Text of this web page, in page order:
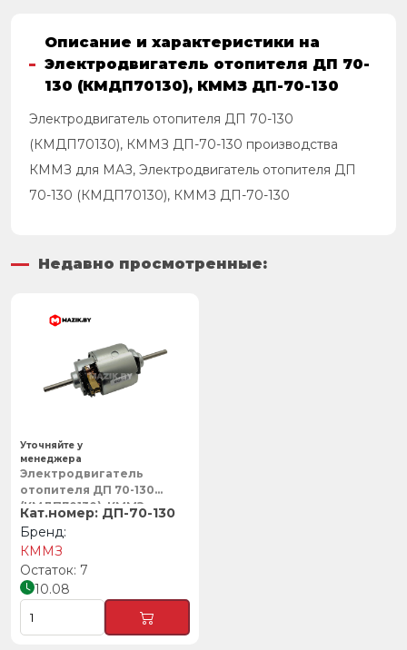
Описание и характеристики на
Электродвигатель отопителя ДП 70-
130 (КМДП70130), КММЗ ДП-70-130
Электродвигатель отопителя ДП 70-130
(КМДП70130), КММЗ ДП-70-130 производства
КММЗ для МАЗ, Электродвигатель отопителя ДП
70-130 (КМДП70130), КММЗ ДП-70-130
Недавно просмотренные:
Электродвигатель
отопителя ДП 70-130
(КМДП70130), КММЗ
ДП-70-130
КММЗ
7
10.08
Уточняйте у
менеджера